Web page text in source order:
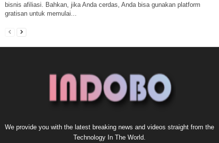
bisnis afiliasi. Bahkan, jika Anda cerdas, Anda bisa gunakan platform
gratisan untuk memulai...
We provide you with the latest breaking news and videos straight from the
Technology In The World.